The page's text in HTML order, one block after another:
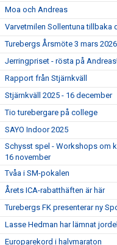
Moa och Andreas
Varvetmilen Sollentuna tillbaka
Turebergs Årsmöte 3 mars 2026
Jerringpriset - rösta på
Rapport från Stjärnkväll
Stjärnkväll 2025 - 16 december
Tio turebergare på college
SAYO Indoor 2025
Schysst spel - Workshops om
16 november
Tvåa i SM-pokalen
Årets ICA-rabatthäften är här
Turebergs FK presenterar ny
Lasse Hedman har lämnat
Europarekord i halvmaraton